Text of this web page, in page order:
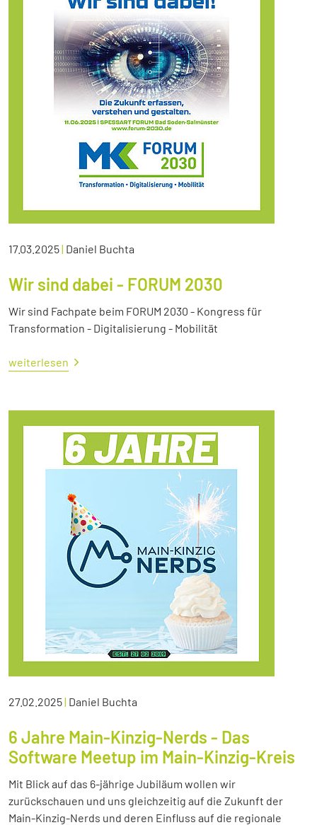
17.03.2025| Daniel Buchta
Wir sind dabei - FORUM 2030
Wir sind Fachpate beim FORUM 2030 - Kongress für
Transformation - Digitalisierung - Mobilität
weiterlesen
27.02.2025| Daniel Buchta
6 Jahre Main-Kinzig-Nerds - Das
Software Meetup im Main-Kinzig-Kreis
Mit Blick auf das 6-jährige Jubiläum wollen wir
zurückschauen und uns gleichzeitig auf die Zukunft der
Main-Kinzig-Nerds und deren Einfluss auf die regionale